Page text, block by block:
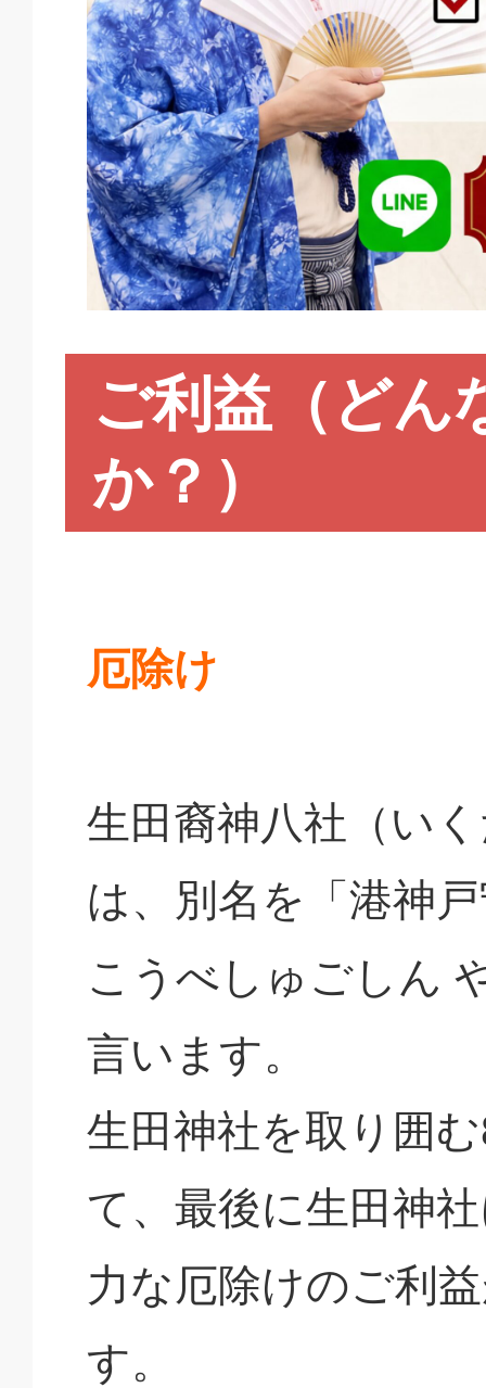
ご利益（どん
か？）
厄除け
生田裔神八社（い
は、別名を「港神
こうべしゅごしん
言います。
生田神社を取り囲
て、最後に生田神
力な厄除けのご利
す。